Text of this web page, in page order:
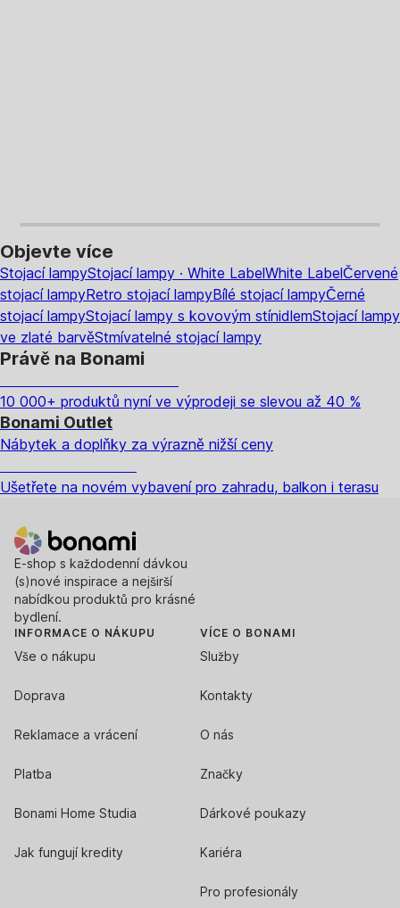
Objevte více
Stojací lampyStojací lampy · White LabelWhite LabelČervené
stojací lampyRetro stojací lampyBílé stojací lampyČerné
stojací lampyStojací lampy s kovovým stínidlemStojací lampy
ve zlaté barvěStmívatelné stojací lampy
Právě na Bonami
10 000+ produktů nyní ve výprodeji se slevou až 40 %
Bonami Outlet
Nábytek a doplňky za výrazně nižší ceny
Ušetřete na novém vybavení pro zahradu, balkon i terasu
E-shop s každodenní dávkou
(s)nové inspirace a nejširší
nabídkou produktů pro krásné
bydlení.
INFORMACE O NÁKUPU
Vše o nákupu
Doprava
Reklamace a vrácení
Platba
Bonami Home Studia
Jak fungují kredity
VÍCE O BONAMI
Služby
Kontakty
O nás
Značky
Dárkové poukazy
Kariéra
Pro profesionály